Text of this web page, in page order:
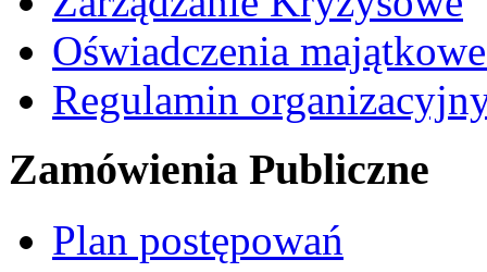
Oświadczenia
Regulamin
Zamówienia Publiczne
Plan postępowań